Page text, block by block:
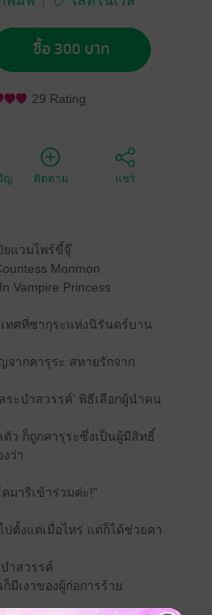
ซื้อ 300 บาท
29 Rating
ญ ติดตาม แชร์
แวมไพร์ขี้จุ๊
Monmon
Vampire Princess
ทศที่ซากุระแห่งนิรันดร์บาน
จากคารุระ สหายรักจาก
ระบำสวรรค์’ พิธีเลือกผู้นำคน
ว ก็ถูกคารุระซึ่งเป็นผู้มีสิทธิ์
ว่า
มาริเข้าร่วมค่ะ!”
ปตั้งแต่เมื่อไหร่ แต่ก็ได้ช่วยคา
ำสวรรค์
มีเงาของผู้ก่อการร้าย